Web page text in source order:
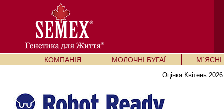
КОМПАНІЯ МОЛОЧНІ БУГАЇ М`ЯСНІ
Оцінка Квітень